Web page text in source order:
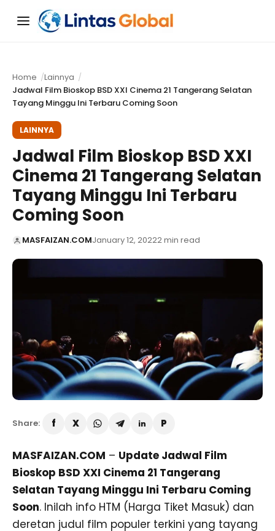
Menu
Home
Lainnya
Jadwal Film Bioskop BSD XXI Cinema 21 Tangerang Selatan
Tayang Minggu Ini Terbaru Coming Soon
LAINNYA
Jadwal Film Bioskop BSD XXI
Cinema 21 Tangerang Selatan
Tayang Minggu Ini Terbaru
Coming Soon
MASFAIZAN.COMJanuary 12, 20222 min read
Share:
MASFAIZAN.COM – Update Jadwal Film
Bioskop BSD XXI Cinema 21 Tangerang
Selatan Tayang Minggu Ini Terbaru Coming
Soon. Inilah info HTM (Harga Tiket Masuk) dan
deretan judul film populer terkini yang tayang